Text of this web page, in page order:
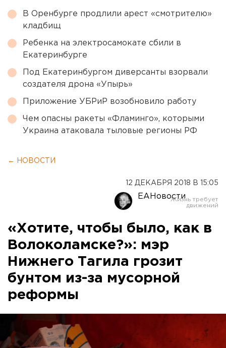
В Оренбурге продлили арест «смотрителю»
кладбищ
Ребенка на электросамокате сбили в
Екатеринбурге
Под Екатеринбургом диверсанты взорвали
создателя дрона «Упырь»
Приложение УБРиР возобновило работу
Чем опасны ракеты «Фламинго», которыми
Украина атаковала тыловые регионы РФ
← НОВОСТИ
12 ДЕКАБРЯ 2018 В 15:05
ЕАНовости
«Хотите, чтобы было, как в
Волоколамске?»: мэр
Нижнего Тагила грозит
бунтом из-за мусорной
реформы